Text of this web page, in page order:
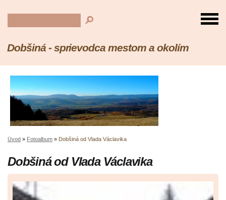
Dobšiná - sprievodca mestom a okolím
Úvod » Fotoalbum » Dobšiná od Vlada Václavika
Dobšiná od Vlada Václavika